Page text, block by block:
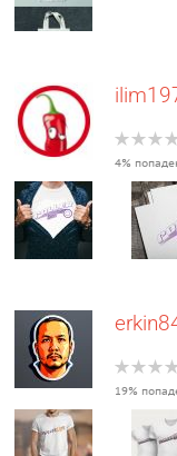
4%
19%